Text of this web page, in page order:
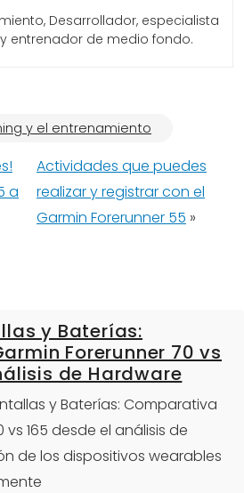
Desarrollador, especialista
entrenador de medio fondo.
y el entrenamiento
a
Actividades que puedes
realizar y registrar con el
Garmin Forerunner 55 »
y Baterías:
Forerunner 70 vs
de Hardware
y Baterías: Comparativa
vs 165 desde el análisis de
de los dispositivos wearables